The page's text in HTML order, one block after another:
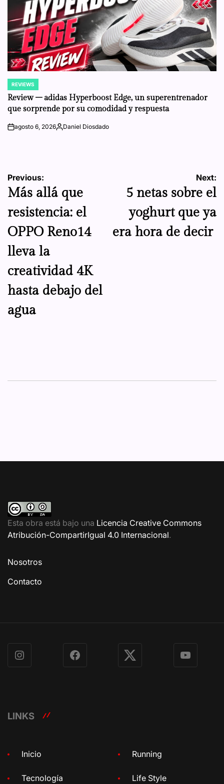
POSTED
IN
REVIEWS
Review – adidas Hyperboost Edge, un superentrenador
que sorprende por su comodidad y respuesta
onagosto 6, 2026Posted
Daniel Diosdado
Navegación
de
entradas
Previous:
Más allá que
resistencia: el
OPPO Reno14
lleva la
creatividad 4K
hasta debajo del
agua
Next:
5 netas sobre el
yoghurt que ya
era hora de decir
Esta obra está bajo una Licencia Creative Commons
Atribución-CompartirIgual 4.0 Internacional.
Nosotros
Contacto
Instagram Facebook X YouTube
LINKS
Inicio Running
Tecnología Life Style